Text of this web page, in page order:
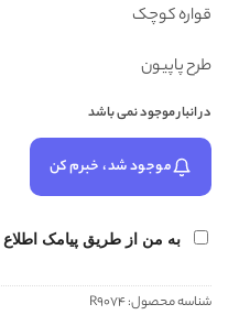
قواره کوچک
طرح پاپیون
در انبار موجود نمی باشد
موجود شد، خبرم کن
به من از طریق پیامک اطلاع
شناسه محصول:R9074